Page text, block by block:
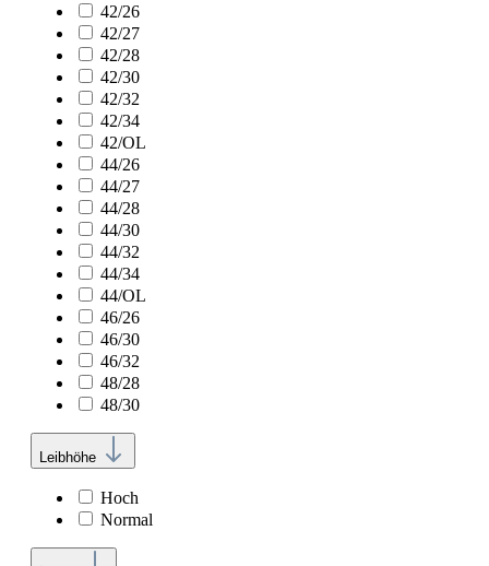
42/26
42/27
42/28
42/30
42/32
42/34
42/OL
44/26
44/27
44/28
44/30
44/32
44/34
44/OL
46/26
46/30
46/32
48/28
48/30
Leibhöhe
Hoch
Normal